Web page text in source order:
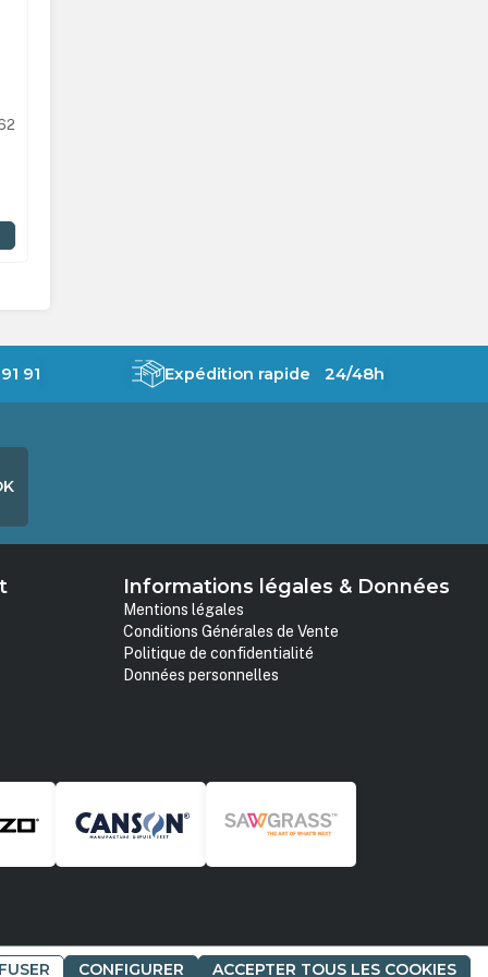
91 Expédition rapide 24/48h
Informations légales & Données
Mentions légales
Conditions Générales de Vente
Politique de confidentialité
Données personnelles
CONFIGURER ACCEPTER TOUS LES COOKIES